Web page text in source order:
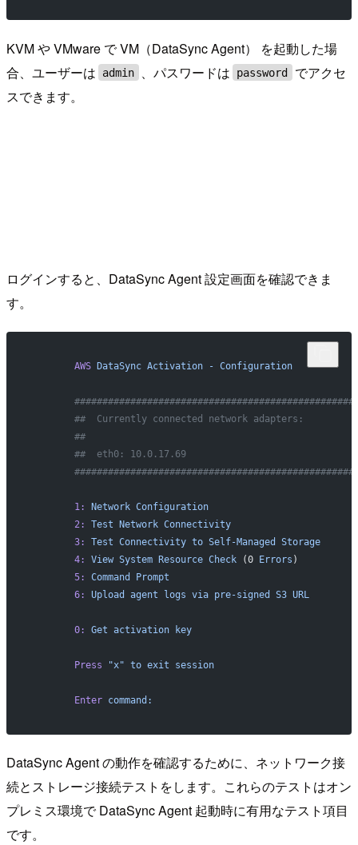
KVM や VMware で VM（DataSync Agent） を起動した場
合、ユーザーは
admin 、パスワードは password
でアクセ
スできます。
ログインすると、DataSync Agent 設定画面を確認できま
す。
        AWS
DataSync Activation - Configuration
        ##  Currently connected network adapters:
        ##
        ##  eth0: 10.0.17.69
        1:
Network Configuration
        2:
Test Network Connectivity
        3:
Test Connectivity to Self-Managed
Storage
        4:
View System Resource Check (0 Errors )
        5:
Command
Prompt
        6:
Upload agent logs via pre-signed S3 URL
        0:
Get activation key
        Press
"x" to exit session
        Enter
command:
DataSync Agent の動作を確認するために、ネットワーク接
続とストレージ接続テストをします。これらのテストはオン
プレミス環境で DataSync Agent 起動時に有用なテスト項目
です。